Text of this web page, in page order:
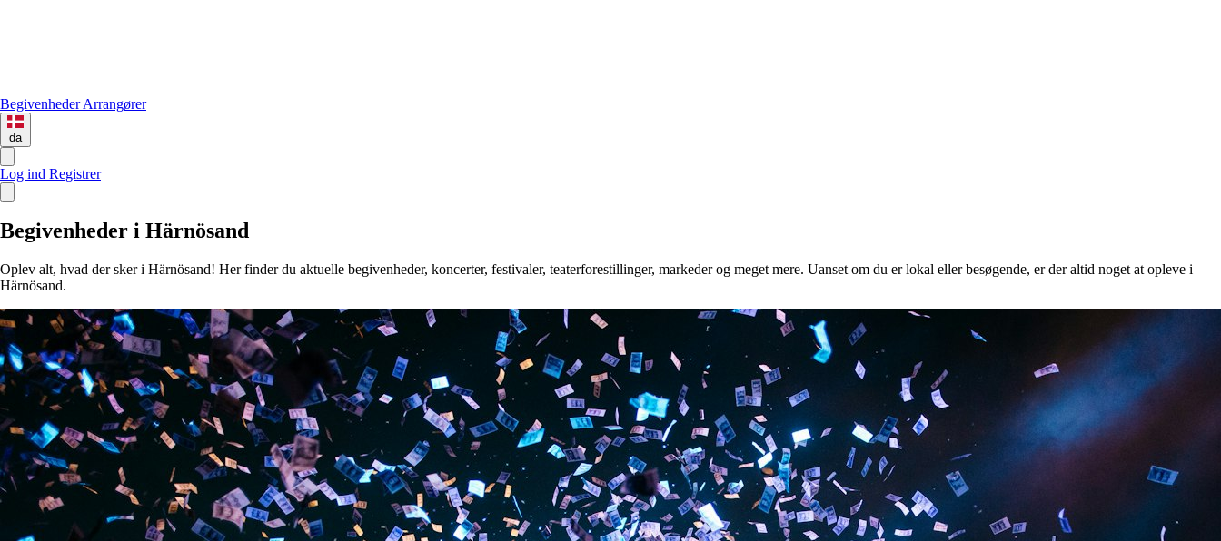
BegivenhederArrangører
da
Log ind Registrer
Begivenheder i Härnösand
Oplev alt, hvad der sker i Härnösand! Her finder du aktuelle begivenheder, koncerter, festivaler, teaterforestillinger, markeder og meget mere. Uanset om du er lokal eller besøgende, er der altid noget at opleve i
Härnösand.